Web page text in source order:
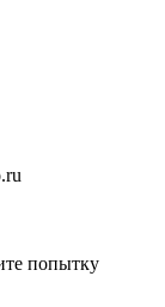
попытку